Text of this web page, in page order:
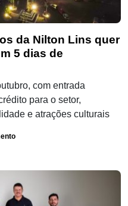
da Nilton Lins quer
5 dias de
com entrada
para o setor,
e atrações culturais